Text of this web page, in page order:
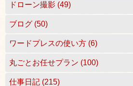
ドローン撮影 (49)
ブログ (50)
ワードプレスの使い方 (6)
丸ごとお任せプラン (100)
仕事日記 (215)